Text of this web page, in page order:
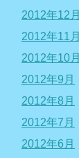
2012年12月
2012年11月
2012年10月
2012年9月
2012年8月
2012年7月
2012年6月